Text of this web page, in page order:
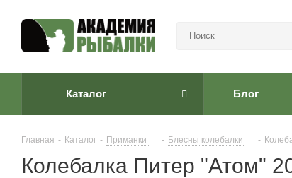
Каталог Блог
Главная - Каталог - Приманки - Блесны колебалки -
Колебалка Питер "Атом"